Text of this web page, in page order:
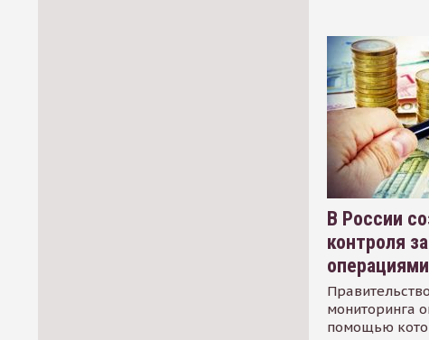
В России
контроля
операциями
мониторинга
помощью